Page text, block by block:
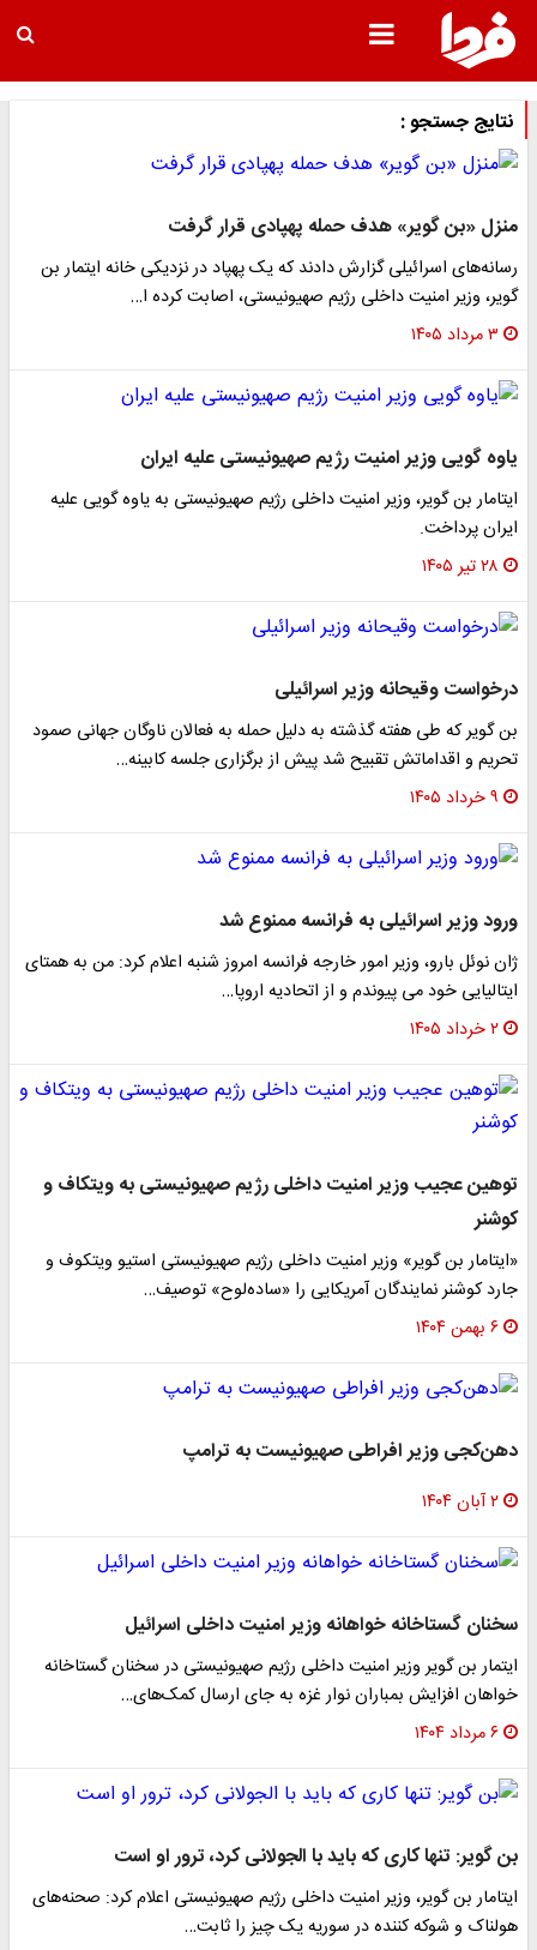
نتایج جستجو :
منزل «بن گویر» هدف حمله پهپادی قرار گرفت
رسانه‌های اسرائیلی گزارش دادند که یک پهپاد در نزدیکی خانه ایتمار بن
گویر، وزیر امنیت داخلی رژیم صهیونیستی، اصابت کرده ا…
۳ مرداد ۱۴۰۵
یاوه گویی وزیر امنیت رژیم صهیونیستی علیه ایران
ایتامار بن گویر، وزیر امنیت داخلی رژیم صهیونیستی به یاوه گویی علیه
ایران پرداخت.
۲۸ تیر ۱۴۰۵
درخواست وقیحانه وزیر اسرائیلی
بن گویر که طی هفته گذشته به دلیل حمله به فعالان ناوگان جهانی صمود
تحریم و اقداماتش تقبیح شد پیش از برگزاری جلسه کابینه…
۹ خرداد ۱۴۰۵
ورود وزیر اسرائیلی به فرانسه ممنوع شد
ژان نوئل بارو، وزیر امور خارجه فرانسه امروز شنبه اعلام کرد: من به همتای
ایتالیایی خود می‌ پیوندم و از اتحادیه اروپا…
۲ خرداد ۱۴۰۵
توهین عجیب وزیر امنیت داخلی رژیم صهیونیستی به ویتکاف و
کوشنر
«ایتامار بن گویر» وزیر امنیت داخلی رژیم صهیونیستی استیو ویتکوف و
جارد کوشنر نمایندگان آمریکایی را «ساده‌لوح» توصیف…
۶ بهمن ۱۴۰۴
دهن‌کجی وزیر افراطی صهیونیست به ترامپ
۲ آبان ۱۴۰۴
سخنان گستاخانه خواهانه وزیر امنیت داخلی اسرائیل
ایتمار بن گویر وزیر امنیت داخلی رژیم صهیونیستی در سخنان گستاخانه
خواهان افزایش بمباران نوار غزه به جای ارسال کمک‌های…
۶ مرداد ۱۴۰۴
بن گویر: تنها کاری که باید با الجولانی کرد، ترور او است
ایتامار بن گویر، وزیر امنیت داخلی رژیم صهیونیستی اعلام کرد: صحنه‌های
هولناک و شوکه کننده در سوریه یک چیز را ثابت…